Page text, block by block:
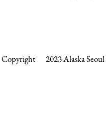
Copyright 2023 Alaska Seoul